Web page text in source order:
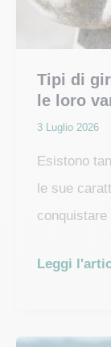
Tipi di
le loro
3 Luglio 2026
Esistono
le sue
Tipi
Leggi